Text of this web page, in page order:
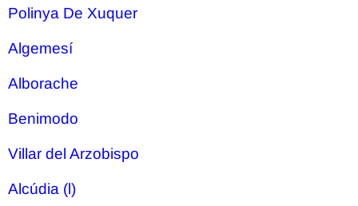
Polinya De Xuquer
Algemesí
Alborache
Benimodo
Villar del Arzobispo
Alcúdia (l)